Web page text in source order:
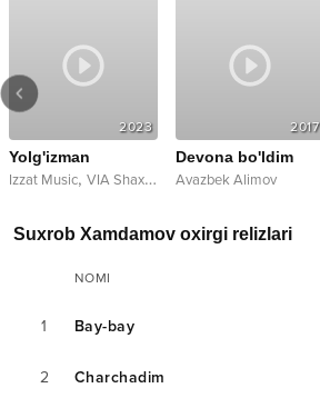
2023
Yolg'izman
Izzat Music, VIA Shaxriston
2017
Devona bo'ldim
Avazbek Alimov
Suxrob Xamdamov oxirgi relizlari
NOMI
1 Bay-bay
2 Charchadim